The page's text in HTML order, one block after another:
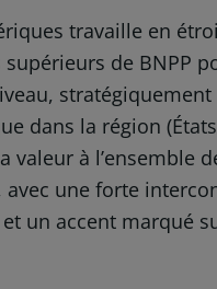
travaille en
de BNPP
dans la région
valeur à l’ensemble
une forte
un accent marqué